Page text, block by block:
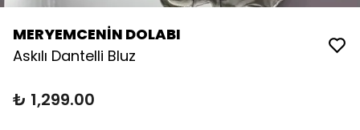
MERYEMCENİN DOLABI
Askılı Dantelli Bluz
₺ 1,299.00